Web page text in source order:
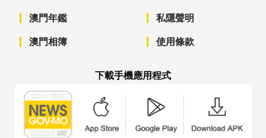
澳門年鑑
澳門相簿
私隱聲明
使用條款
下載手機應用程式